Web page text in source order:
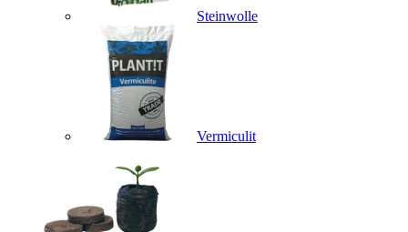
Steinwolle
Vermiculit